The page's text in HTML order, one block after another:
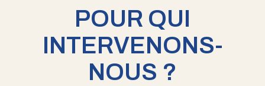
POUR QUI
INTERVENONS-
NOUS ?